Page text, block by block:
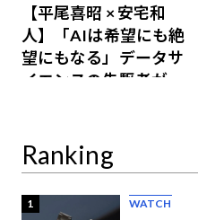
【平尾喜昭 × 安宅和
人】「AIは希望にも絶
望にもなる」データサ
イエンスの先駆者が語
Ranking
1 WATCH